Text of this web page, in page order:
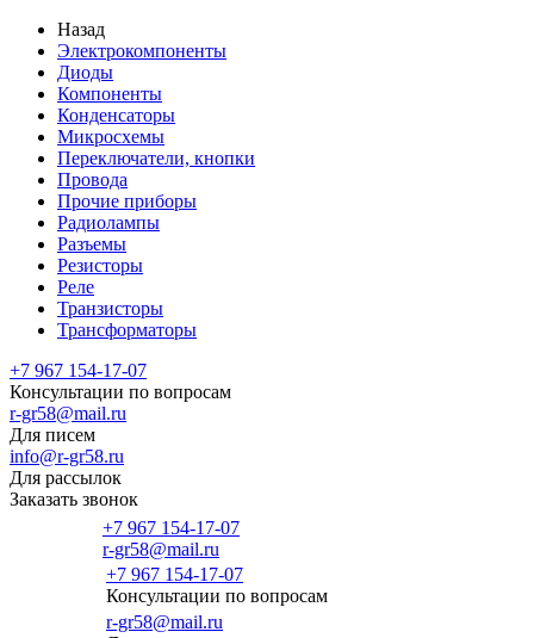
Назад
Электрокомпоненты
Диоды
Компоненты
Конденсаторы
Микросхемы
Переключатели, кнопки
Провода
Прочие приборы
Радиолампы
Разъемы
Резисторы
Реле
Транзисторы
Трансформаторы
+7 967 154-17-07
Консультации по вопросам
r-gr58@mail.ru
Для писем
info@r-gr58.ru
Для рассылок
Заказать звонок
+7 967 154-17-07
r-gr58@mail.ru
+7 967 154-17-07
Консультации по вопросам
r-gr58@mail.ru